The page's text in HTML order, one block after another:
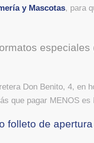
y Mascotas, para
Don Benito, 4, en
que pagar MENOS es
folleto de apertura